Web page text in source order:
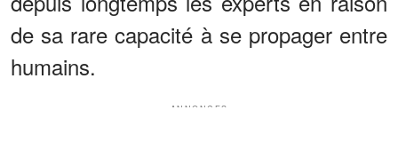
de sa rare capacité à se propager entre
humains.
ANNONCES